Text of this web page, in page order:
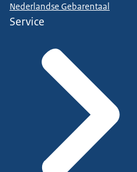
Nederlandse Gebarentaal
Service